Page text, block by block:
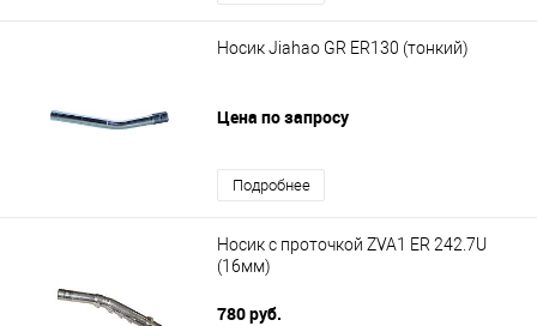
Носик Jiahao GR ER130 (тонкий)
Цена по запросу
Подробнее
Носик c проточкой ZVA1 ER 242.7U
(16мм)
780 руб.